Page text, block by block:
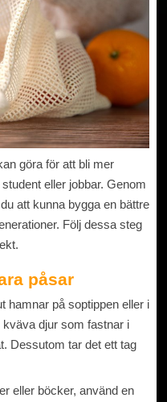
göra för att bli mer
eller jobbar. Genom
att kunna bygga en bättre
Följ dessa steg
påsar
hamnar på soptippen eller i
djur som fastnar i
Dessutom tar det ett tag
eller böcker, använd en